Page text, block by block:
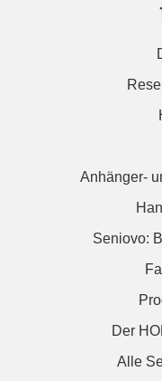
Anhänger-
Seniovo:
Der
Alle